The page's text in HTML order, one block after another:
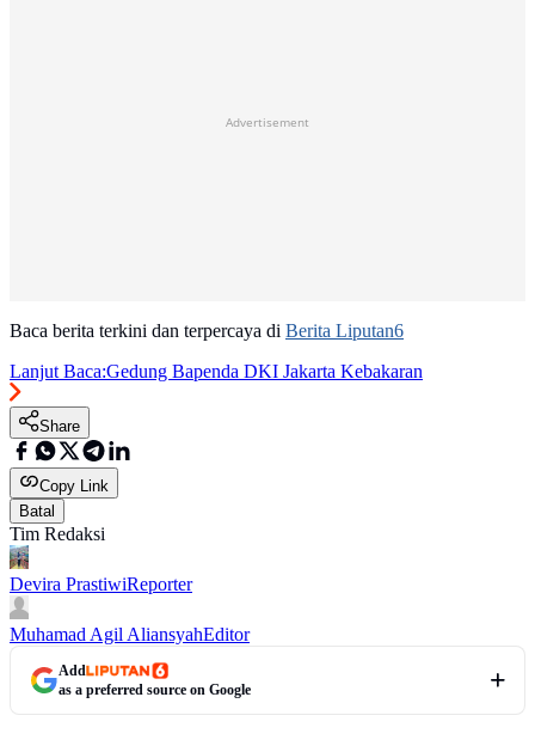
Advertisement
Baca berita terkini dan terpercaya di Berita Liputan6
Lanjut Baca:Gedung Bapenda DKI Jakarta Kebakaran
Share
Copy Link
Batal
Tim Redaksi
Devira PrastiwiReporter
Muhamad Agil AliansyahEditor
Add
as a preferred source on Google